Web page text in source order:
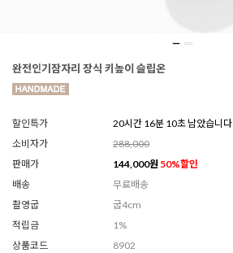
완전인기잠자리 장식 키높이 슬립온
할인특가
20시간 16분 08초 남았습니다
소비자가
288,000
판매가
144,000원 50%할인
배송
무료배송
촬영굽
굽4cm
적립금
1%
상품코드
8902